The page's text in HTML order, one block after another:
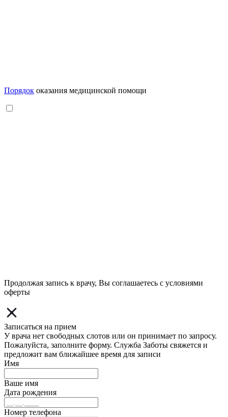
Порядок оказания медицинской помощи
Продолжая запись к врачу, Вы соглашаетесь с условиями
оферты
Записаться на прием
У врача нет свободных слотов или он принимает по запросу.
Пожалуйста, заполните форму. Служба Заботы свяжется и
предложит вам ближайшее время для записи
Имя
Ваше имя
Дата рождения
Номер телефона